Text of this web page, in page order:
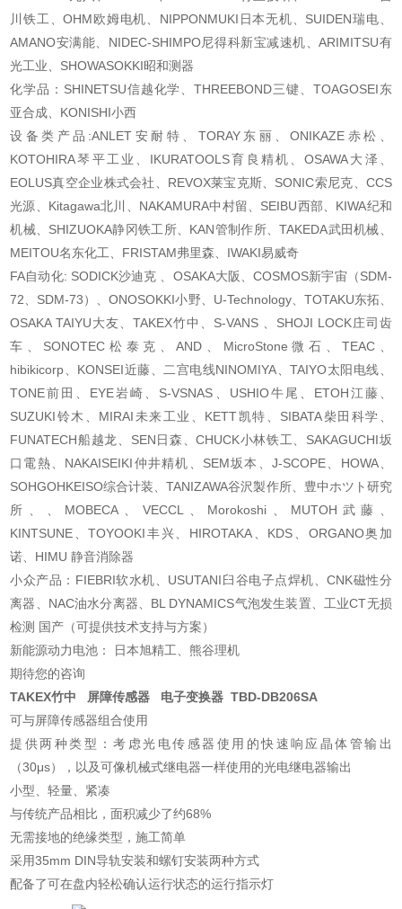
川铁工、OHM欧姆电机、NIPPONMUKI日本无机、SUIDEN瑞电、
AMANO安满能、NIDEC-SHIMPO尼得科新宝减速机、ARIMITSU有
光工业、SHOWASOKKI昭和测器
化学品：SHINETSU信越化学、THREEBOND三键、TOAGOSEI东
亚合成、KONISHI小西
设备类产品:ANLET安耐特、TORAY东丽、ONIKAZE赤松、
KOTOHIRA琴平工业、IKURATOOLS育良精机、OSAWA大泽、
EOLUS真空企业株式会社、REVOX莱宝克斯、SONIC索尼克、CCS
光源、Kitagawa北川、NAKAMURA中村留、SEIBU西部、KIWA纪和
机械、SHIZUOKA静冈铁工所、KAN管制作所、TAKEDA武田机械、
MEITOU名东化工、FRISTAM弗里森、IWAKI易威奇
FA自动化: SODICK沙迪克 、OSAKA大阪、COSMOS新宇宙（SDM-
72、SDM-73）、ONOSOKKI小野、U-Technology、TOTAKU东拓、
OSAKA TAIYU大友、TAKEX竹中、S-VANS 、SHOJI LOCK庄司齿
车、SONOTEC松泰克、AND、MicroStone微石、TEAC、
hibikicorp、KONSEI近藤、二宫电线NINOMIYA、TAIYO太阳电线、
TONE前田、EYE岩崎、S-VSNAS、USHIO牛尾、ETOH江藤、
SUZUKI铃木、MIRAI未来工业、KETT凯特、SIBATA柴田科学、
FUNATECH船越龙、SEN日森、CHUCK小林铁工、SAKAGUCHI坂
口電熱、NAKAISEIKI仲井精机、SEM坂本、J-SCOPE、HOWA、
SOHGOHKEISO综合计装、TANIZAWA谷沢製作所、豊中ホツト研究
所、、MOBECA、VECCL、Morokoshi、MUTOH武藤、
KINTSUNE、TOYOOKI丰兴、HIROTAKA、KDS、ORGANO奥加
诺、HIMU 静音消除器
小众产品：FIEBRI软水机、USUTANI臼谷电子点焊机、CNK磁性分
离器、NAC油水分离器、BL DYNAMICS气泡发生装置、工业CT无损
检测 国产（可提供技术支持与方案）
新能源动力电池： 日本旭精工、熊谷理机
期待您的咨询
TAKEX竹中 屏障传感器 电子变换器 TBD-DB206SA
可与屏障传感器组合使用
提供两种类型：考虑光电传感器使用的快速响应晶体管输出
（30μs），以及可像机械式继电器一样使用的光电继电器输出
小型、轻量、紧凑
与传统产品相比，面积减少了约68%
无需接地的绝缘类型，施工简单
采用35mm DIN导轨安装和螺钉安装两种方式
配备了可在盘内轻松确认运行状态的运行指示灯